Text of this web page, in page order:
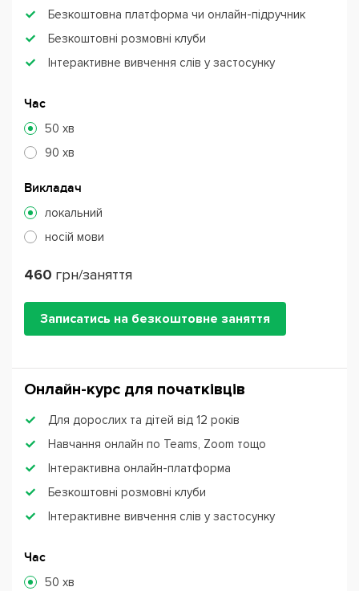
Безкоштовна платформа чи онлайн-підручник
Безкоштовні розмовні клуби
Інтерактивне вивчення слів у застосунку
Час
50 хв
90 хв
Викладач
локальний
носій мови
460 грн/заняття
Записатись на безкоштовне заняття
Онлайн-курс для початківців
Для дорослих та дітей від 12 років
Навчання онлайн по Teams, Zoom тощо
Інтерактивна онлайн-платформа
Безкоштовні розмовні клуби
Інтерактивне вивчення слів у застосунку
Час
50 хв